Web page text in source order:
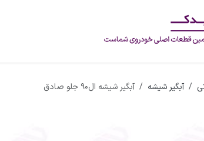
آبگیر شیشه آبگیر شیشه ال90 جلو صادق